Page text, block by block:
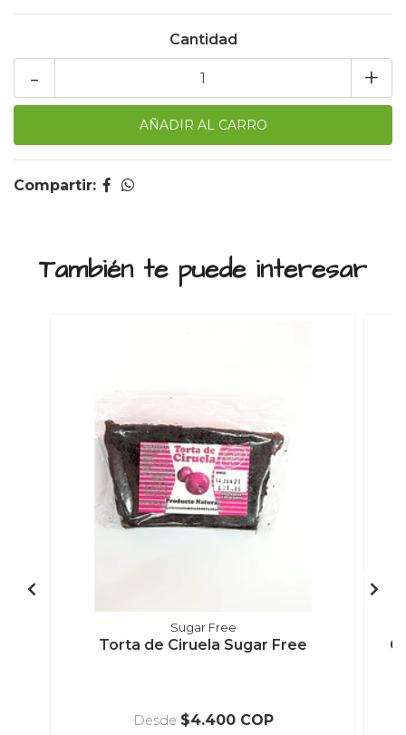
Cantidad
+
-
Compartir:
También te puede interesar
Sugar Free
Torta de Ciruela Sugar Free
Desde $4.400 COP